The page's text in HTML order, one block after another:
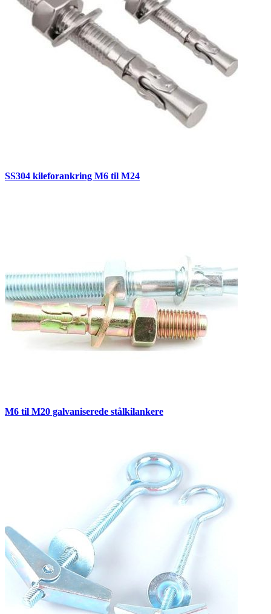
SS304 kileforankring M6 til M24
M6 til M20 galvaniserede stålkilankere